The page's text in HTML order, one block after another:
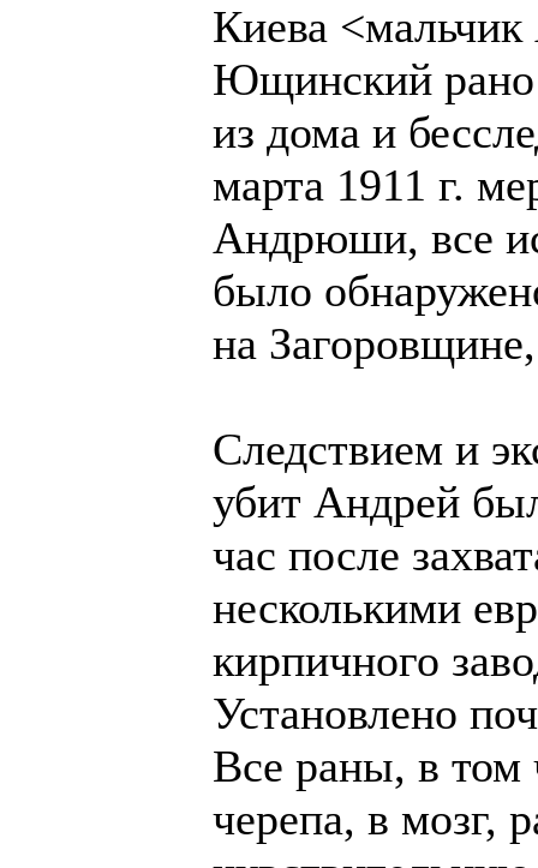
Киева
Ющинский
из дома и
марта 1911 г.
Андрюши, все
было
на
Следствием и
убит Андрей
час после
несколькими
кирпичного
Установлено
Все раны, в том
черепа, в мозг,